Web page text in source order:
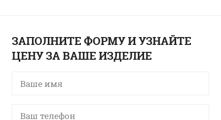
ЗАПОЛНИТЕ ФОРМУ И УЗНАЙТЕ
ЦЕНУ ЗА ВАШЕ ИЗДЕЛИЕ